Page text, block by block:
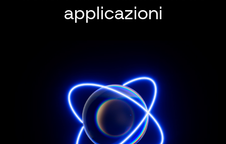
applicazioni